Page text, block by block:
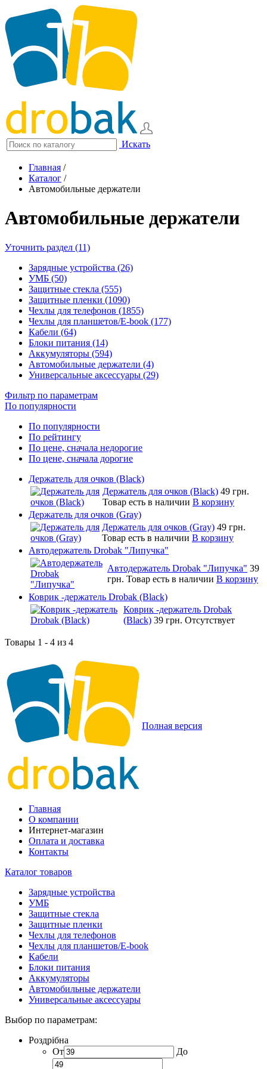
Искать
Главная /
Каталог /
Автомобильные держатели
Автомобильные держатели
Уточнить раздел (11)
Зарядные устройства (26)
УМБ (50)
Защитные стекла (555)
Защитные пленки (1090)
Чехлы для телефонов (1855)
Чехлы для планшетов/E-book (177)
Кабели (64)
Блоки питания (14)
Аккумуляторы (594)
Автомобильные держатели (4)
Универсальные аксессуары (29)
Фильтр по параметрам
По популярности
По популярности
По рейтингу
По цене, сначала недорогие
По цене, сначала дорогие
Держатель для очков (Black)
Держатель для очков (Black) 49 грн.
Товар есть в наличии В корзину
Держатель для очков (Gray)
Держатель для очков (Gray) 49 грн.
Товар есть в наличии В корзину
Автодержатель Drobak "Липучка"
Автодержатель Drobak "Липучка" 39
грн. Товар есть в наличии В корзину
Коврик -держатель Drobak (Black)
Коврик -держатель Drobak
(Black) 39 грн. Отсутствует
Товары 1 - 4 из 4
Полная версия
Главная
О компании
Интернет-магазин
Оплата и доставка
Контакты
Каталог товаров
Зарядные устройства
УМБ
Защитные стекла
Защитные пленки
Чехлы для телефонов
Чехлы для планшетов/E-book
Кабели
Блоки питания
Аккумуляторы
Автомобильные держатели
Универсальные аксессуары
Выбор по параметрам:
Роздрібна
От
До